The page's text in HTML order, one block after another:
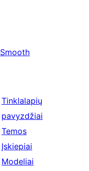
Smooth
Tinklalapių
pavyzdžiai
Temos
Įskiepiai
Modeliai